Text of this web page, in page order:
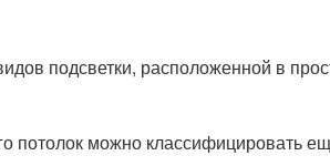
подсветки, расположенной в
потолок можно классифицировать